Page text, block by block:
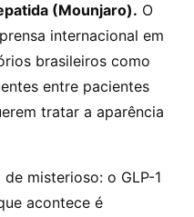
(Mounjaro). O
internacional em
brasileiros como
entre pacientes
tratar a aparência
misterioso: o GLP-1
acontece é